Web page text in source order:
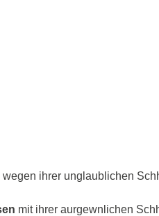
ihrer unglaublichen
mit ihrer aurgewnlichen